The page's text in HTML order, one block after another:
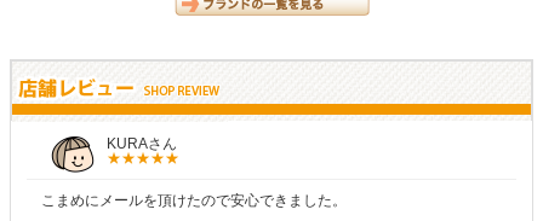
KURAさん
こまめにメールを頂けたので安心できました。